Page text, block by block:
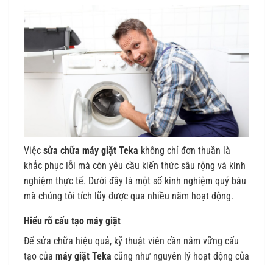
Việc sửa chữa máy giặt Teka không chỉ đơn thuần là
khắc phục lỗi mà còn yêu cầu kiến thức sâu rộng và kinh
nghiệm thực tế. Dưới đây là một số kinh nghiệm quý báu
mà chúng tôi tích lũy được qua nhiều năm hoạt động.
Hiểu rõ cấu tạo máy giặt
Để sửa chữa hiệu quả, kỹ thuật viên cần nắm vững cấu
tạo của máy giặt Teka cũng như nguyên lý hoạt động của